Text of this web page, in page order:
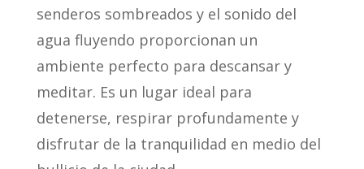
senderos sombreados y el sonido del
agua fluyendo proporcionan un
ambiente perfecto para descansar y
meditar. Es un lugar ideal para
detenerse, respirar profundamente y
disfrutar de la tranquilidad en medio del